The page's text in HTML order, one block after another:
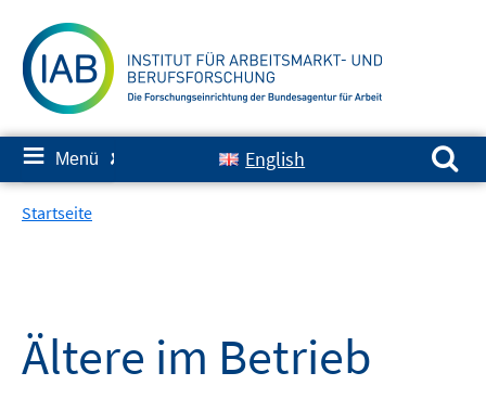
zum
Inhalt
≡ Menü ✘ English
Suchen nach:
Startseite
Ältere im Betrieb